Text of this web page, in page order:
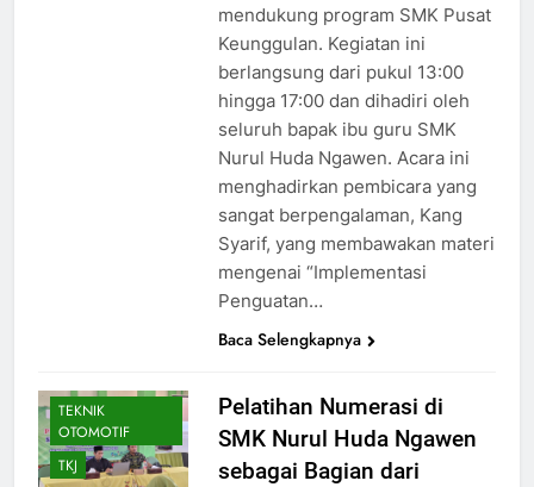
mendukung program SMK Pusat
Keunggulan. Kegiatan ini
berlangsung dari pukul 13:00
hingga 17:00 dan dihadiri oleh
seluruh bapak ibu guru SMK
Nurul Huda Ngawen. Acara ini
menghadirkan pembicara yang
sangat berpengalaman, Kang
Syarif, yang membawakan materi
mengenai “Implementasi
Penguatan…
Baca Selengkapnya
TEKNIK
OTOMOTIF
TKJ
Pelatihan Numerasi di
SMK Nurul Huda Ngawen
sebagai Bagian dari